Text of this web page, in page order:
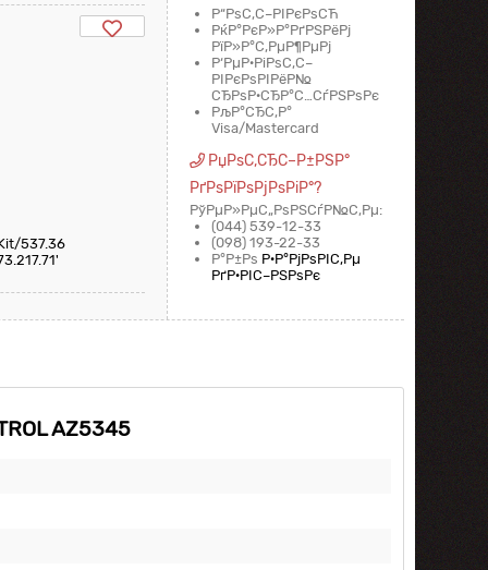
537.36
Р“РѕС‚С–РІРєРѕСЋ
РќР°РєР»Р°РґРЅРёРј
РїР»Р°С‚РµР¶РµРј
Р‘РµР·РіРѕС‚С–
РІРєРѕРІРёР№
СЂРѕР·СЂР°С…СѓРЅРѕРє
РљР°СЂС‚Р°
Visa/Mastercard
РџРѕС‚СЂС–Р±РЅР°
РґРѕРїРѕРјРѕРіР°?
РўРµР»РµС„РѕРЅСѓР№С‚Рµ:
(044) 539-12-33
(098) 193-22-33
Р°Р±Рѕ Р·Р°РјРѕРІС‚Рµ
РґР·РІС–РЅРѕРє
AZ5345